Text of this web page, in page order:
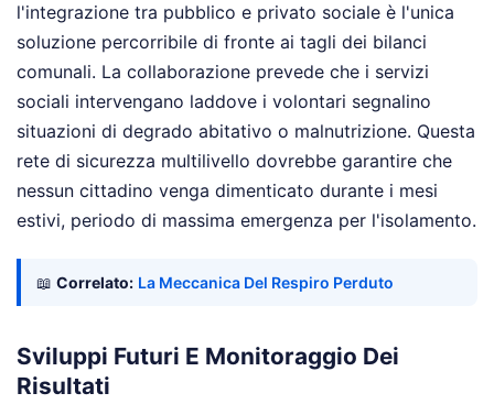
l'integrazione tra pubblico e privato sociale è l'unica
soluzione percorribile di fronte ai tagli dei bilanci
comunali. La collaborazione prevede che i servizi
sociali intervengano laddove i volontari segnalino
situazioni di degrado abitativo o malnutrizione. Questa
rete di sicurezza multilivello dovrebbe garantire che
nessun cittadino venga dimenticato durante i mesi
estivi, periodo di massima emergenza per l'isolamento.
📖 Correlato: La Meccanica Del Respiro Perduto
Sviluppi Futuri E Monitoraggio Dei
Risultati